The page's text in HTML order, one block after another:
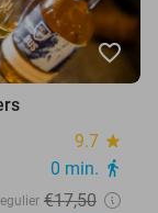
favorite_border
9.7 star
0 min. directions_walk
€17,50